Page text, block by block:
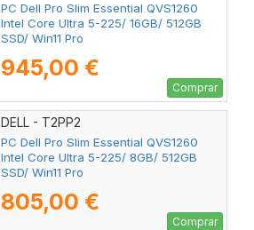
PC Dell Pro Slim Essential QVS1260
Intel Core Ultra 5-225/ 16GB/ 512GB
SSD/ Win11 Pro
945,00 €
Comprar
DELL - T2PP2
PC Dell Pro Slim Essential QVS1260
Intel Core Ultra 5-225/ 8GB/ 512GB
SSD/ Win11 Pro
805,00 €
Comprar